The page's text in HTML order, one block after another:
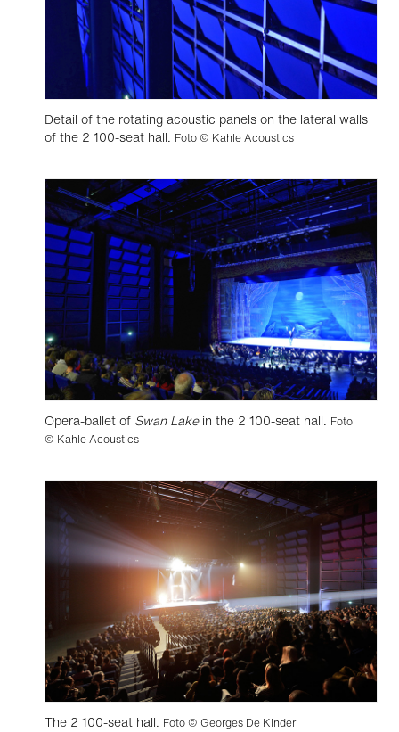
Detail of the rotating acoustic panels on the lateral walls
of the 2 100-seat hall. Foto © Kahle Acoustics
Opera-ballet of Swan Lakein the 2 100-seat hall. Foto
© Kahle Acoustics
The 2 100-seat hall. Foto © Georges De Kinder